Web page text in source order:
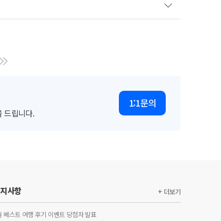
드립니다.
1:1문의
사항 + 더보기
베스트 여행 후기 이벤트 당첨자 발표